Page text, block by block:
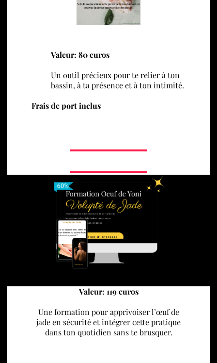
Valeur: 80 euros
Un outil précieux pour te relier à ton
bassin, à ta présence et à ton intimité.
Frais de port inclus
Valeur: 119 euros
Une formation pour apprivoiser l’œuf de
jade en sécurité et intégrer cette pratique
dans ton quotidien sans te brusquer.